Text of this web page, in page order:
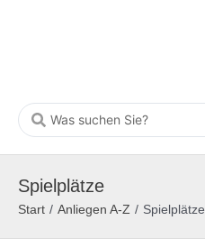
Spielplätze
Start / Anliegen A-Z / Spielplätze